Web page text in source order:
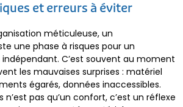
et erreurs à éviter
méticuleuse, un
une phase à risques pour un
C’est souvent au moment
les mauvaises surprises : matériel
égarés, données inaccessibles.
pas qu’un confort, c’est un réflexe